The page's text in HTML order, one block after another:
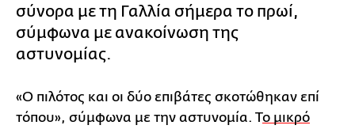
σύνορα με τη Γαλλία σήμερα το πρωί,
σύμφωνα με ανακοίνωση της
αστυνομίας.
«Ο πιλότος και οι δύο επιβάτες σκοτώθηκαν επί
τόπου», σύμφωνα με την αστυνομία. Το μικρό